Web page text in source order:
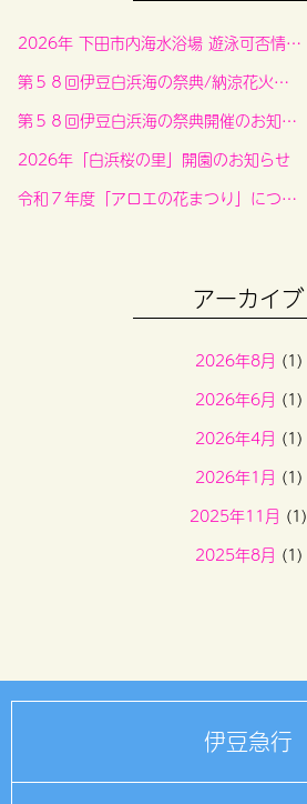
2026年 下田市内海水浴場 遊泳可否情報 について
第５８回伊豆白浜海の祭典/納涼花火大会プログラム
第５８回伊豆白浜海の祭典開催のお知らせ
2026年「白浜桜の里」開園のお知らせ
令和７年度「アロエの花まつり」について
アーカイブ
2026年8月 (1)
2026年6月 (1)
2026年4月 (1)
2026年1月 (1)
2025年11月 (1)
2025年8月 (1)
伊豆急行